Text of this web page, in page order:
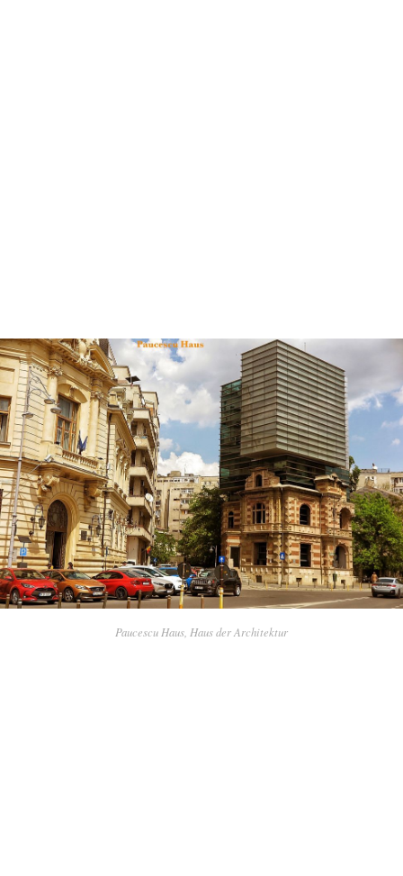
Paucescu Haus, Haus der Architektur